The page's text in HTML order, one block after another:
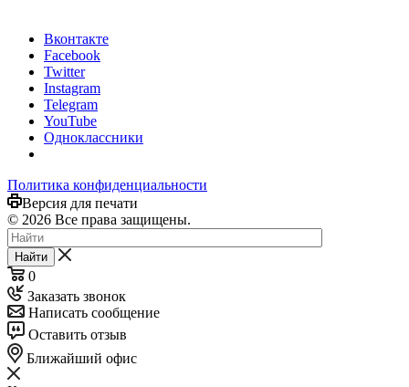
Вконтакте
Facebook
Twitter
Instagram
Telegram
YouTube
Одноклассники
Политика конфиденциальности
Версия для печати
© 2026 Все права защищены.
Найти
0
Заказать звонок
Написать сообщение
Оставить отзыв
Ближайший офис